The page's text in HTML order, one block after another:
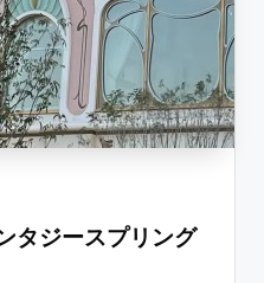
タジースプリング